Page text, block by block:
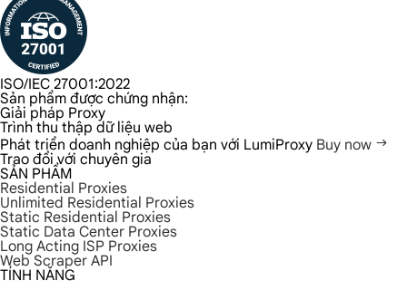
ISO/IEC 27001:2022
Sản phẩm được chứng nhận:
Giải pháp Proxy
Trình thu thập dữ liệu web
Phát triển doanh nghiệp của bạn với LumiProxy Buy now
Trao đổi với chuyên gia
SẢN PHẨM
Residential Proxies
Unlimited Residential Proxies
Static Residential Proxies
Static Data Center Proxies
Long Acting ISP Proxies
Web Scraper API
TÍNH NĂNG